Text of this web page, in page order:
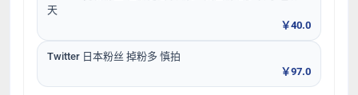
天
￥40.0
Twitter 日本粉丝 掉粉多 慎拍
￥97.0